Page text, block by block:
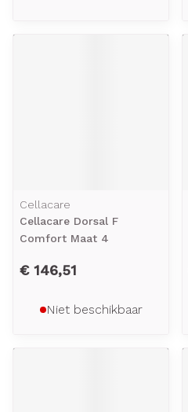
Cellacare
Cellacare Dorsal F
Comfort Maat 4
€ 146,51
Niet beschikbaar